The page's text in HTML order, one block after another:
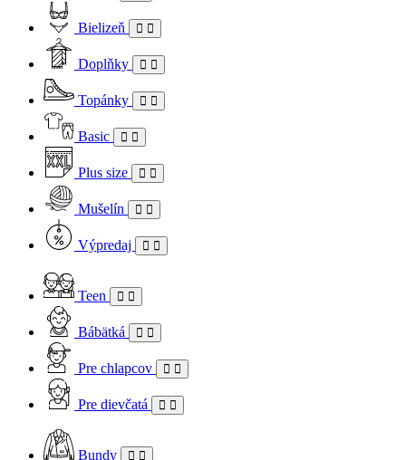
Bielizeň
Doplňky
Topánky
Basic
Plus size
Mušelín
Výpredaj
Teen
Bábätká
Pre chlapcov
Pre dievčatá
Bundy